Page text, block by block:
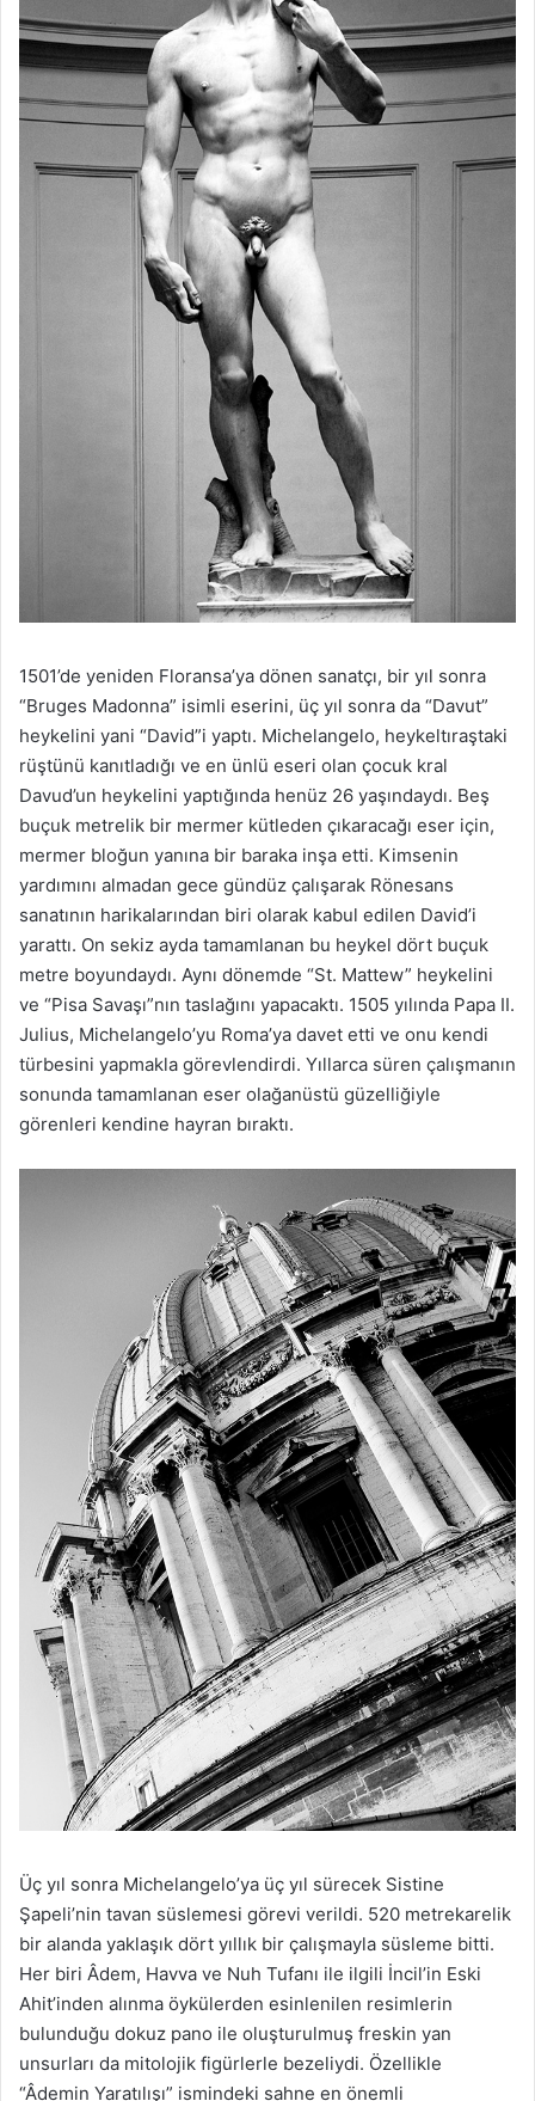
1501’de yeniden Floransa’ya dönen sanatçı, bir yıl sonra
“Bruges Madonna” isimli eserini, üç yıl sonra da “Davut”
heykelini yani “David”i yaptı. Michelangelo, heykeltıraştaki
rüştünü kanıtladığı ve en ünlü eseri olan çocuk kral
Davud’un heykelini yaptığında henüz 26 yaşındaydı. Beş
buçuk metrelik bir mermer kütleden çıkaracağı eser için,
mermer bloğun yanına bir baraka inşa etti. Kimsenin
yardımını almadan gece gündüz çalışarak Rönesans
sanatının harikalarından biri olarak kabul edilen David’i
yarattı. On sekiz ayda tamamlanan bu heykel dört buçuk
metre boyundaydı. Aynı dönemde “St. Mattew” heykelini
ve “Pisa Savaşı”nın taslağını yapacaktı. 1505 yılında Papa II.
Julius, Michelangelo’yu Roma’ya davet etti ve onu kendi
türbesini yapmakla görevlendirdi. Yıllarca süren çalışmanın
sonunda tamamlanan eser olağanüstü güzelliğiyle
görenleri kendine hayran bıraktı.
Üç yıl sonra Michelangelo’ya üç yıl sürecek Sistine
Şapeli’nin tavan süslemesi görevi verildi. 520 metrekarelik
bir alanda yaklaşık dört yıllık bir çalışmayla süsleme bitti.
Her biri Âdem, Havva ve Nuh Tufanı ile ilgili İncil’in Eski
Ahit’inden alınma öykülerden esinlenilen resimlerin
bulunduğu dokuz pano ile oluşturulmuş freskin yan
unsurları da mitolojik figürlerle bezeliydi. Özellikle
“Âdemin Yaratılışı” ismindeki sahne en önemli